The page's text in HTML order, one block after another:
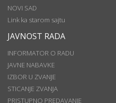
NOVI SAD
Link ka starom sajtu
JAVNOST RADA
INFORMATOR O RADU
JAVNE NABAVKE
IZBOR U ZVANJE
STICANJE ZVANJA
PRISTUPNO PREDAVANJE